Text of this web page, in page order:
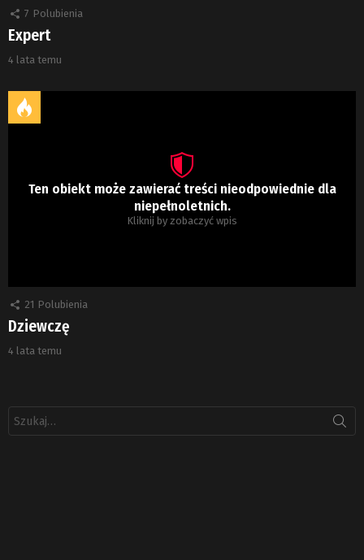
7 Polubienia
Expert
4 lata temu
Ten obiekt może zawierać treści nieodpowiednie dla
niepełnoletnich.
Kliknij by zobaczyć wpis
21 Polubienia
Dziewczę
4 lata temu